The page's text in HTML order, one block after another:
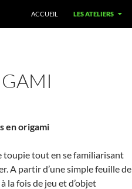
ACCUEIL LES ATELIERS
en origami
tout en se familiarisant
A partir d’une simple feuille de
la fois de jeu et d’objet